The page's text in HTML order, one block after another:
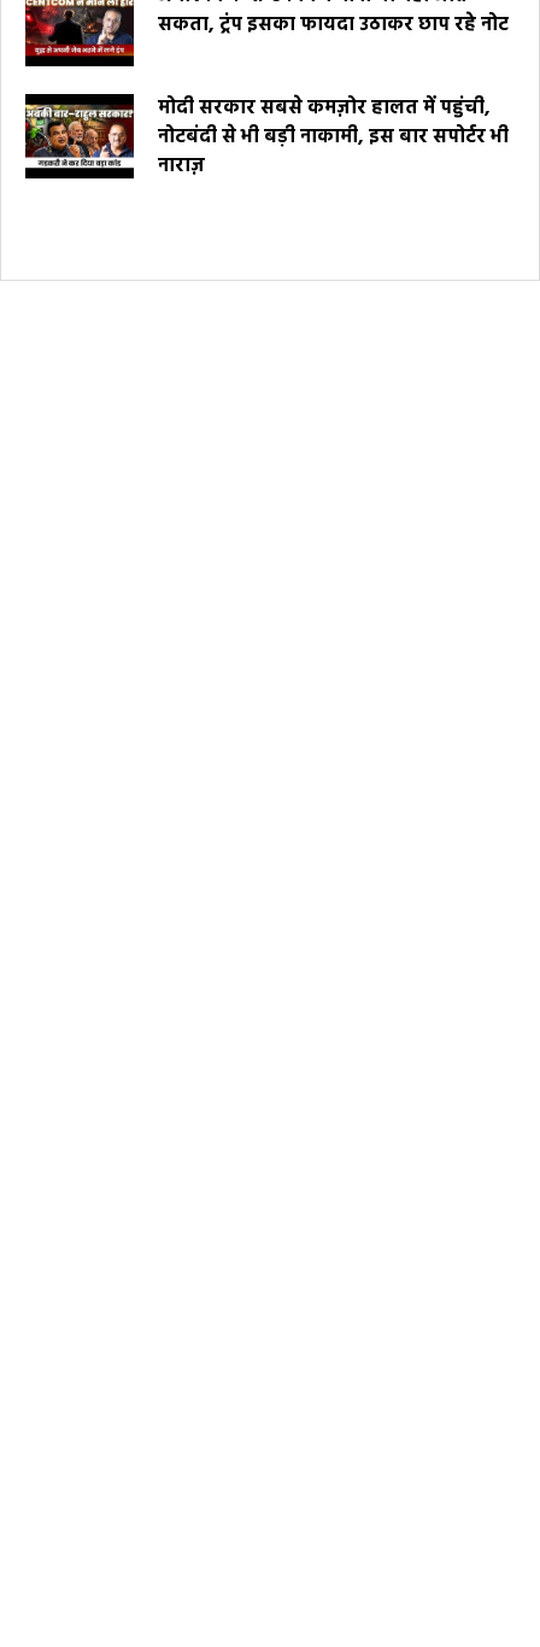
सकता, ट्रंप इसका फायदा उठाकर छाप रहे नोट
मोदी सरकार सबसे कमज़ोर हालत में पहुंची,
नोटबंदी से भी बड़ी नाकामी, इस बार सपोर्टर भी
नाराज़